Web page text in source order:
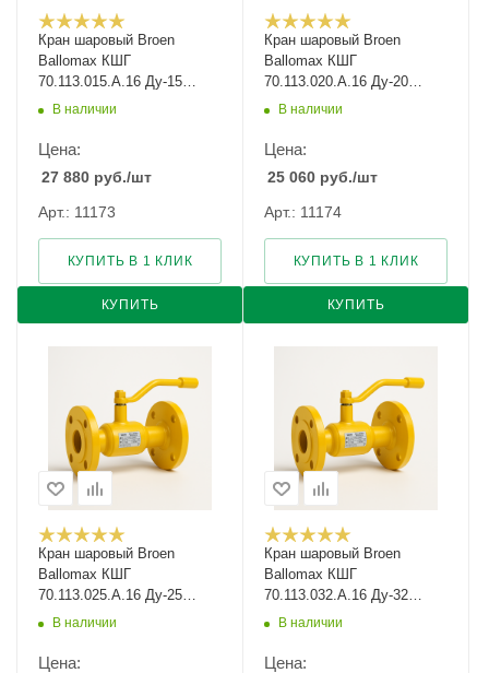
Кран шаровый Broen
Ballomax КШГ
70.113.015.А.16 Ду-15
Ру-16
В наличии
Цена:
27 880 руб./шт
Арт.: 11173
КУПИТЬ
КУПИТЬ В 1 КЛИК
Кран шаровый Broen
Ballomax КШГ
70.113.020.А.16 Ду-20
Ру-16
В наличии
Цена:
25 060 руб./шт
Арт.: 11174
КУПИТЬ
КУПИТЬ В 1 КЛИК
Кран шаровый Broen
Ballomax КШГ
70.113.025.А.16 Ду-25
Ру-16
В наличии
Цена:
Кран шаровый Broen
Ballomax КШГ
70.113.032.А.16 Ду-32
Ру-16
В наличии
Цена: